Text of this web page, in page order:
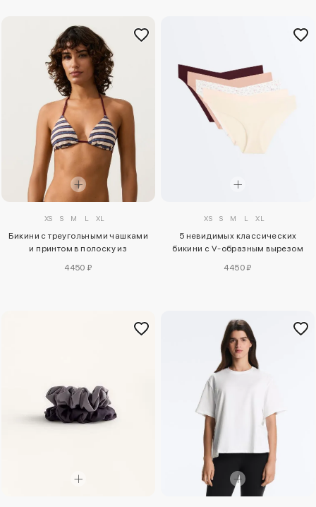
XS S M L XL
Бикини с треугольными чашками
и принтом в полоску из
4450 ₽
XS S M L XL
5 невидимых классических
бикини с V-образным вырезом
4450 ₽